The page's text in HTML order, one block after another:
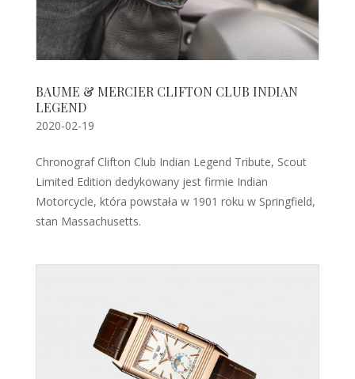
BAUME & MERCIER CLIFTON CLUB INDIAN
LEGEND
2020-02-19
Chronograf Clifton Club Indian Legend Tribute, Scout
Limited Edition dedykowany jest firmie Indian
Motorcycle, która powstała w 1901 roku w Springfield,
stan Massachusetts.